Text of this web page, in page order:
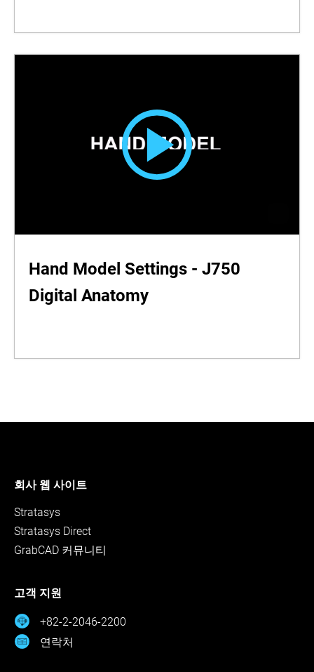
Hand Model Settings - J750
Digital Anatomy
회사 웹 사이트
Stratasys
Stratasys Direct
GrabCAD 커뮤니티
고객 지원
+82-2-2046-2200
연락처